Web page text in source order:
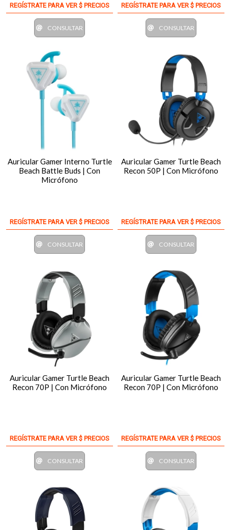
REGÍSTRATE PARA VER $ PRECIOS
CONSULTAR
REGÍSTRATE PARA VER $ PRECIOS
CONSULTAR
Auricular Gamer Interno Turtle
Beach Battle Buds | Con
Micrófono
REGÍSTRATE PARA VER $ PRECIOS
CONSULTAR
Auricular Gamer Turtle Beach
Recon 50P | Con Micrófono
REGÍSTRATE PARA VER $ PRECIOS
CONSULTAR
Auricular Gamer Turtle Beach
Recon 70P | Con Micrófono
REGÍSTRATE PARA VER $ PRECIOS
CONSULTAR
Auricular Gamer Turtle Beach
Recon 70P | Con Micrófono
REGÍSTRATE PARA VER $ PRECIOS
CONSULTAR